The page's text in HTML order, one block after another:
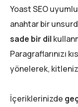
Yoast SEO
anahtar bir
sade bir dil
Paragraflarınızı
yönelerek,
İçeriklerinizde